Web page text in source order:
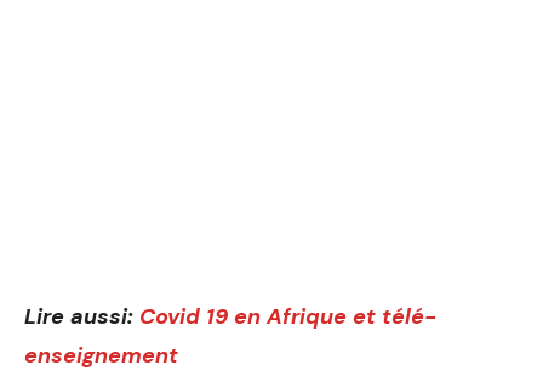
Lire aussi: Covid 19 en Afrique et télé-
enseignement